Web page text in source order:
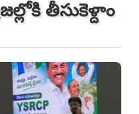
తీసుకెళ్దాం